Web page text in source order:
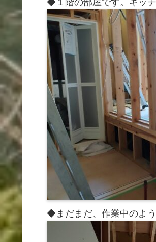
◆まだまだ、作業中のよ